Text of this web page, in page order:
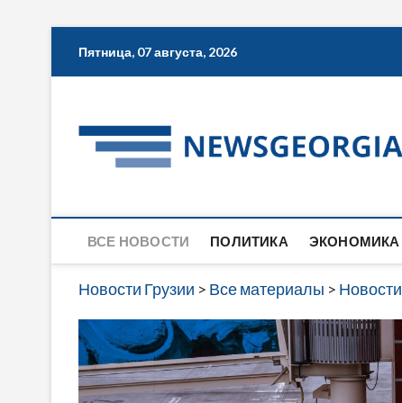
Пятница, 07 августа, 2026
ВСЕ НОВОСТИ ПОЛИТИКА ЭКОНОМИКА
Новости Грузии > Все материалы > Новости